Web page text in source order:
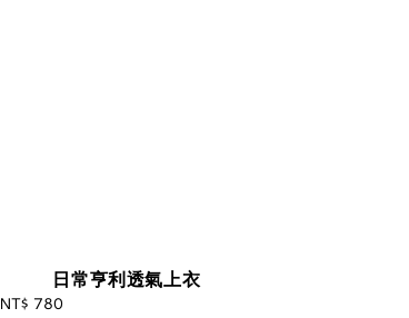
日常亨利透氣上衣
Regular
NT$ 780